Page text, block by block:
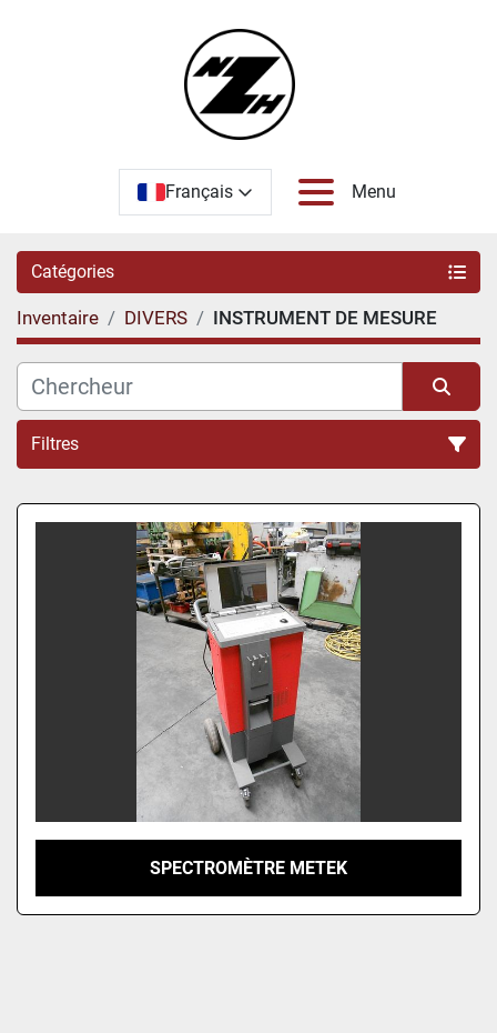
Français Menu
Catégories
Inventaire DIVERS INSTRUMENT DE MESURE
Filtres
SPECTROMÈTRE METEK